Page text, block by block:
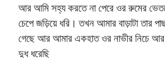
আর আমি সহ্য করতে না পেরে ওর রুমের
চেপে জড়িয়ে ধরি। তখন আমার বাড়াটা তার
গেছে আর আমার একহাত ওর নাভীর নিচে আর
দুধ ধরেছি